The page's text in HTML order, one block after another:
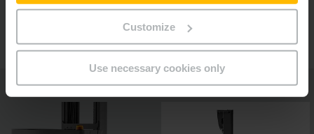
Customize
Use necessary cookies only
soloPILOT-besturingshendel